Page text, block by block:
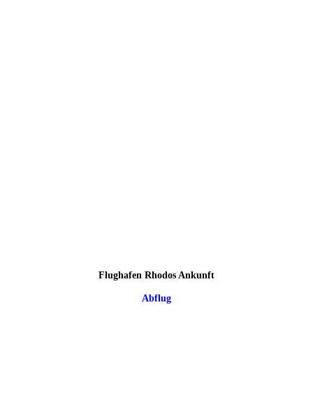
Flughafen Rhodos Ankunft
Abflug